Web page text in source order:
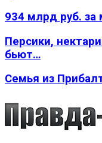
934 млрд руб.
Персики,
бьют…
Семья из